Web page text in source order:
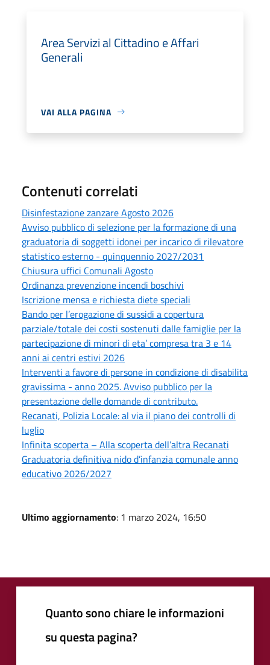
Area Servizi al Cittadino e Affari
Generali
VAI ALLA PAGINA
Contenuti correlati
Disinfestazione zanzare Agosto 2026
Avviso pubblico di selezione per la formazione di una
graduatoria di soggetti idonei per incarico di rilevatore
statistico esterno - quinquennio 2027/2031
Chiusura uffici Comunali Agosto
Ordinanza prevenzione incendi boschivi
Iscrizione mensa e richiesta diete speciali
Bando per l’erogazione di sussidi a copertura
parziale/totale dei costi sostenuti dalle famiglie per la
partecipazione di minori di eta’ compresa tra 3 e 14
anni ai centri estivi 2026
Interventi a favore di persone in condizione di disabilita
gravissima - anno 2025. Avviso pubblico per la
presentazione delle domande di contributo.
Recanati, Polizia Locale: al via il piano dei controlli di
luglio
Infinita scoperta – Alla scoperta dell’altra Recanati
Graduatoria definitiva nido d’infanzia comunale anno
educativo 2026/2027
Ultimo aggiornamento: 1 marzo 2024, 16:50
Quanto sono chiare le informazioni
su questa pagina?